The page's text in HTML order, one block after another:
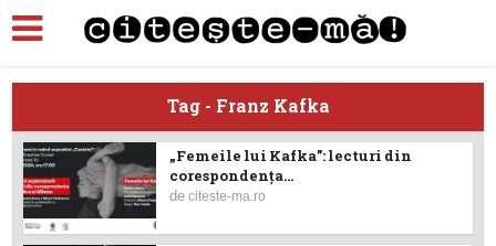
Tag - Franz Kafka
„Femeile lui Kafka”: lecturi din
corespondența...
deciteste-ma.ro